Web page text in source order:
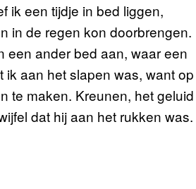
ik een tijdje in bed liggen,
in de regen kon doorbrengen.
een ander bed aan, waar een
aan het slapen was, want op
te maken. Kreunen, het geluid
dat hij aan het rukken was.